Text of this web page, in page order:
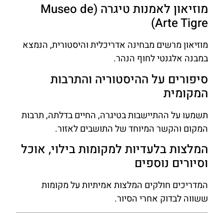
מוזיאון לאמנות טיגרה (Museo de
Arte Tigre)
מוזיאון מרשים מבחינה אדריכלית והיסטורית, הנמצא
במבנה אלגנטי לחוף הנהר.
סיפורים על ההיסטוריה והתרבות
המקומית
תשמעו על ההתיישבות בטיגרה, החיים בדלתה, תרבות
המקום והקשר המיוחד של התושבים לאזור.
המלצות בלעדיות למקומות בילוי, אוכל
וסיורים נוספים
המדריכים חולקים המלצות אמיתיות על מקומות
ששווה לבדוק אחרי הסיור.